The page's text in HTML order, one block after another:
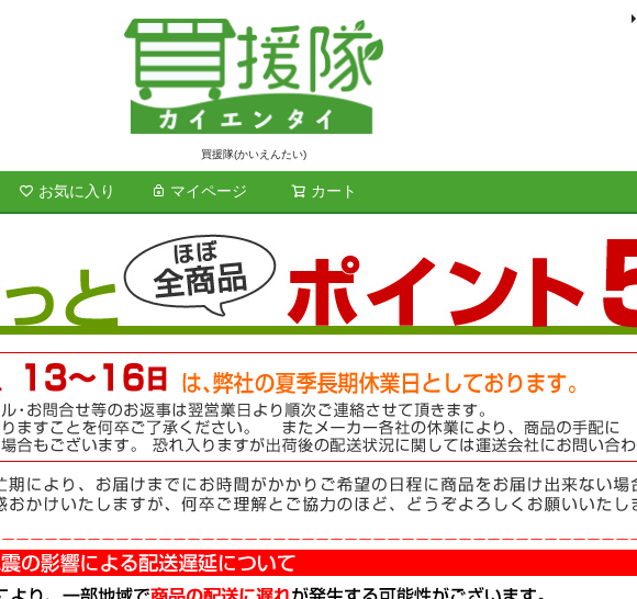
買援隊(かいえんたい)
お気に入り マイページ カート
検索